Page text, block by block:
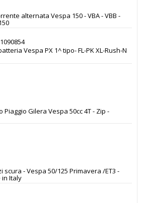
alternata Vespa 150 - VBA - VBB -
1090854
Vespa PX 1^ tipo- FL-PK XL-Rush-N
Gilera Vespa 50cc 4T - Zip -
scura - Vespa 50/125 Primavera /ET3 -
in Italy